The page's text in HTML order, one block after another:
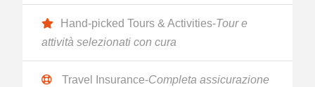
Hand-picked Tours & Activities-Tour e
attività selezionati con cura
Travel Insurance-Completa assicurazione